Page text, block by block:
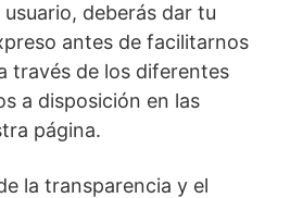
deberás dar tu
antes de facilitarnos
través de los diferentes
a disposición en las
página.
la transparencia y el